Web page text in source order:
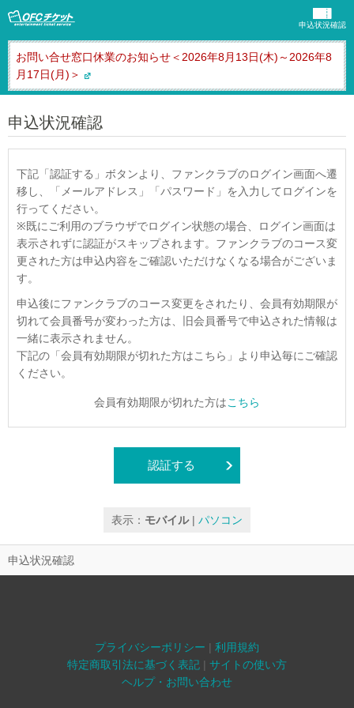
申込状況確認
お問い合せ窓口休業のお知らせ＜2026年8月13日(木)～2026年8
月17日(月)＞
申込状況確認
下記「認証する」ボタンより、ファンクラブのログイン画面へ遷
移し、「メールアドレス」「パスワード」を入力してログインを
行ってください。
※既にご利用のブラウザでログイン状態の場合、ログイン画面は
表示されずに認証がスキップされます。ファンクラブのコース変
更された方は申込内容をご確認いただけなくなる場合がございま
す。
申込後にファンクラブのコース変更をされたり、会員有効期限が
切れて会員番号が変わった方は、旧会員番号で申込された情報は
一緒に表示されません。
下記の「会員有効期限が切れた方はこちら」より申込毎にご確認
ください。
会員有効期限が切れた方はこちら
認証する
表示： モバイル| パソコン
申込状況確認
プライバシーポリシー | 利用規約
特定商取引法に基づく表記 | サイトの使い方
ヘルプ・お問い合わせ